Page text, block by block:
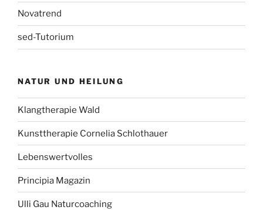
Novatrend
sed-Tutorium
NATUR UND HEILUNG
Klangtherapie Wald
Kunsttherapie Cornelia Schlothauer
Lebenswertvolles
Principia Magazin
Ulli Gau Naturcoaching